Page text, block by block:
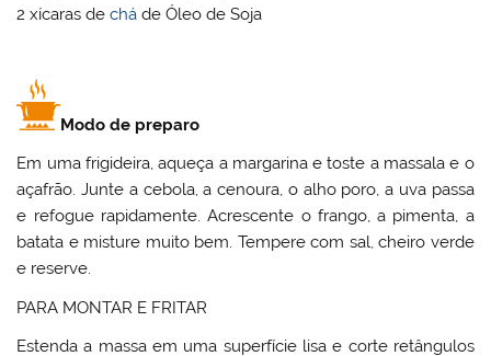
2 xícaras dechá de Óleo de Soja
Modo de preparo
Em uma frigideira, aqueça a margarina e toste a massala e o
açafrão. Junte a cebola, a cenoura, o alho poro, a uva passa
e refogue rapidamente. Acrescente o frango, a pimenta, a
batata e misture muito bem. Tempere com sal, cheiro verde
e reserve.
PARA MONTAR E FRITAR
Estenda a massa em uma superfície lisa e corte retângulos